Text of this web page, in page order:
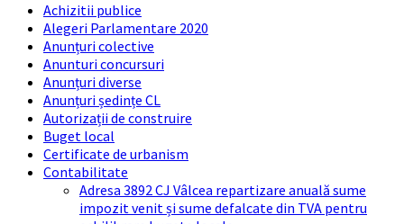
Achizitii publice
Alegeri Parlamentare 2020
Anunțuri colective
Anunturi concursuri
Anunțuri diverse
Anunțuri ședințe CL
Autorizații de construire
Buget local
Certificate de urbanism
Contabilitate
Adresa 3892 CJ Vâlcea repartizare anuală sume
impozit venit și sume defalcate din TVA pentru